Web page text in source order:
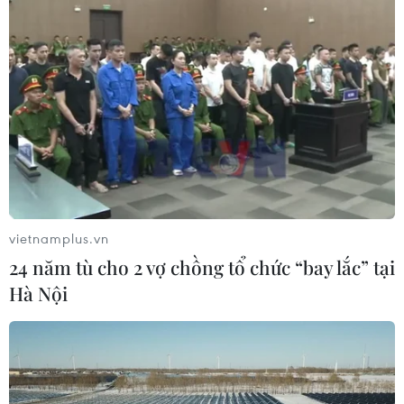
Giá vàng thế giới tăng khoảng 1% khi
giá dầu hạ nhiệt
05/08/2026 01:18
Hà Nội quảng bá tiềm năng đầu tư,
du lịch tới cộng đồng doanh nghiệp
Pháp
05/08/2026 01:04
Dầu thô chạm đáy ba tuần khi căng
thẳng tại eo biển Hormuz hạ nhiệt
vietnamplus.vn
24 năm tù cho 2 vợ chồng tổ chức “bay lắc” tại
Hà Nội